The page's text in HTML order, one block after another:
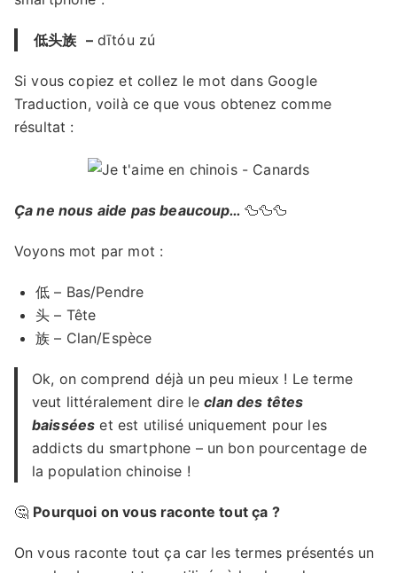
低头族 –dītóu zú
Si vous copiez et collez le mot dans Google
Traduction, voilà ce que vous obtenez comme
résultat :
Ça ne nous aide pas beaucoup… 🦆🦆🦆
Voyons mot par mot :
低 – Bas/Pendre
头 – Tête
族 – Clan/Espèce
Ok, on comprend déjà un peu mieux ! Le terme
veut littéralement dire leclan des têtes
baissées et est utilisé uniquement pour les
addicts du smartphone – un bon pourcentage de
la population chinoise !
🤔 Pourquoi on vous raconte tout ça ?
On vous raconte tout ça car les termes présentés un